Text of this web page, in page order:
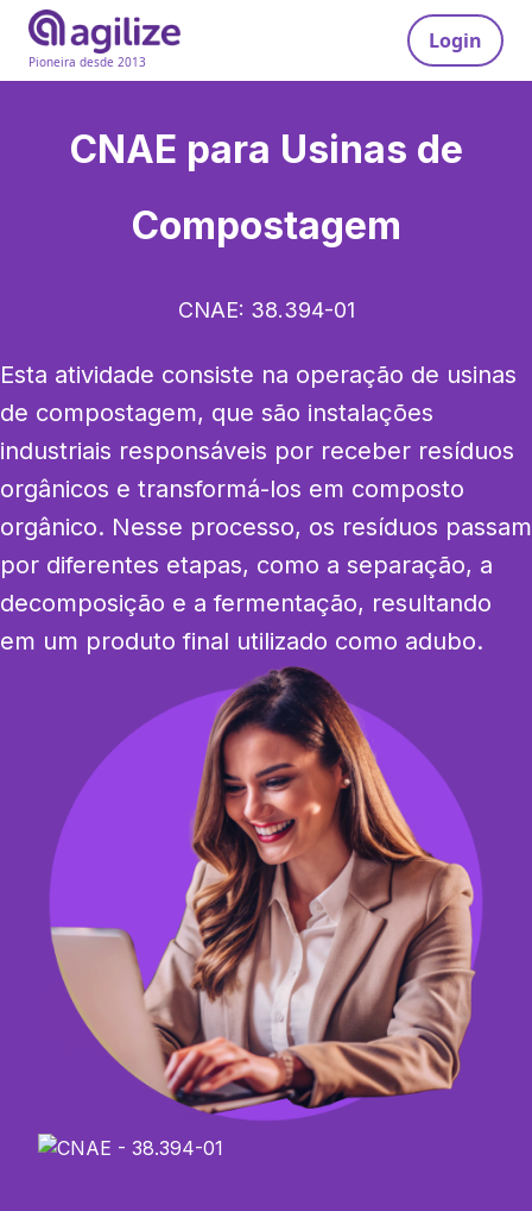
Pioneira desde 2013
Login
CNAE para Usinas de
Compostagem
CNAE: 38.394-01
Esta atividade consiste na operação de usinas
de compostagem, que são instalações
industriais responsáveis por receber resíduos
orgânicos e transformá-los em composto
orgânico. Nesse processo, os resíduos passam
por diferentes etapas, como a separação, a
decomposição e a fermentação, resultando
em um produto final utilizado como adubo.